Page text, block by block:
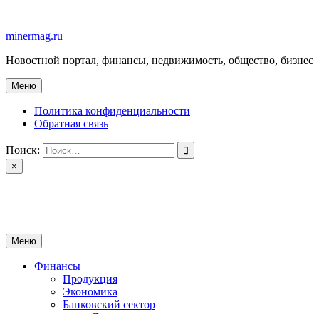
содержимому
minermag.ru
Новостной портал, финансы, недвижимость, общество, бизнес
Меню
Политика конфиденциальности
Обратная связь
Поиск:
×
Меню
Финансы
Продукция
Экономика
Банковский сектор